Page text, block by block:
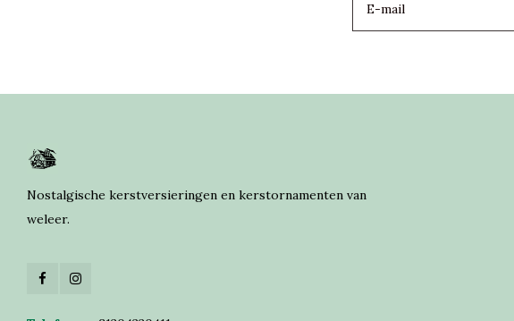
Nostalgische kerstversieringen en kerstornamenten van
weleer.